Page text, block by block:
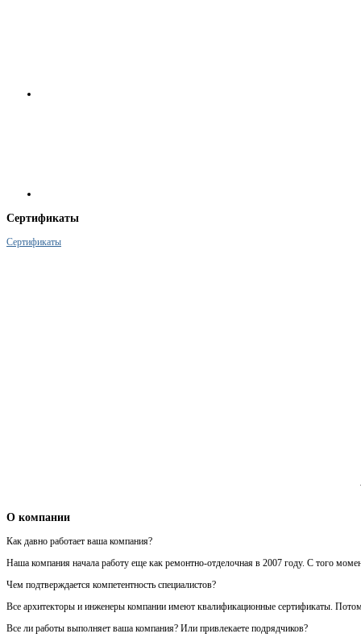
Сертификаты
Сертификаты
О компании
Как давно работает ваша компания?
Наша компания начала работу еще как ремонтно-отделочная в 2007 году. С того
Чем подтверждается компетентность специалистов?
Все архитекторы и инженеры компании имеют квалификационные сертификаты.
Все ли работы выполняет ваша компания? Или привлекаете подрядчиков?